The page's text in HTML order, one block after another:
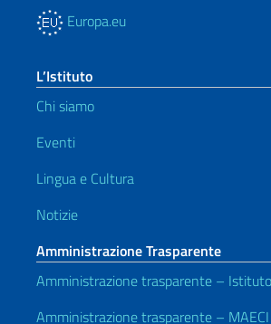
Europa.eu
L’Istituto
Chi siamo
Eventi
Lingua e Cultura
Notizie
Amministrazione Trasparente
Amministrazione trasparente –
Amministrazione trasparente – MAECI